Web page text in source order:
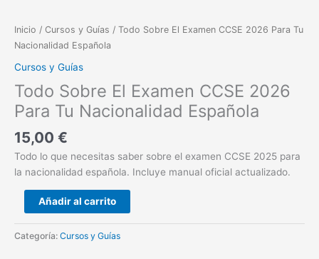
Inicio / Cursos y Guías / Todo Sobre El Examen CCSE 2026 Para Tu
Nacionalidad Española
Cursos y Guías
Todo Sobre El Examen CCSE 2026
Para Tu Nacionalidad Española
15,00 €
Todo lo que necesitas saber sobre el examen CCSE 2025 para
la nacionalidad española. Incluye manual oficial actualizado.
cantidad
Añadir al carrito
Categoría: Cursos y Guías